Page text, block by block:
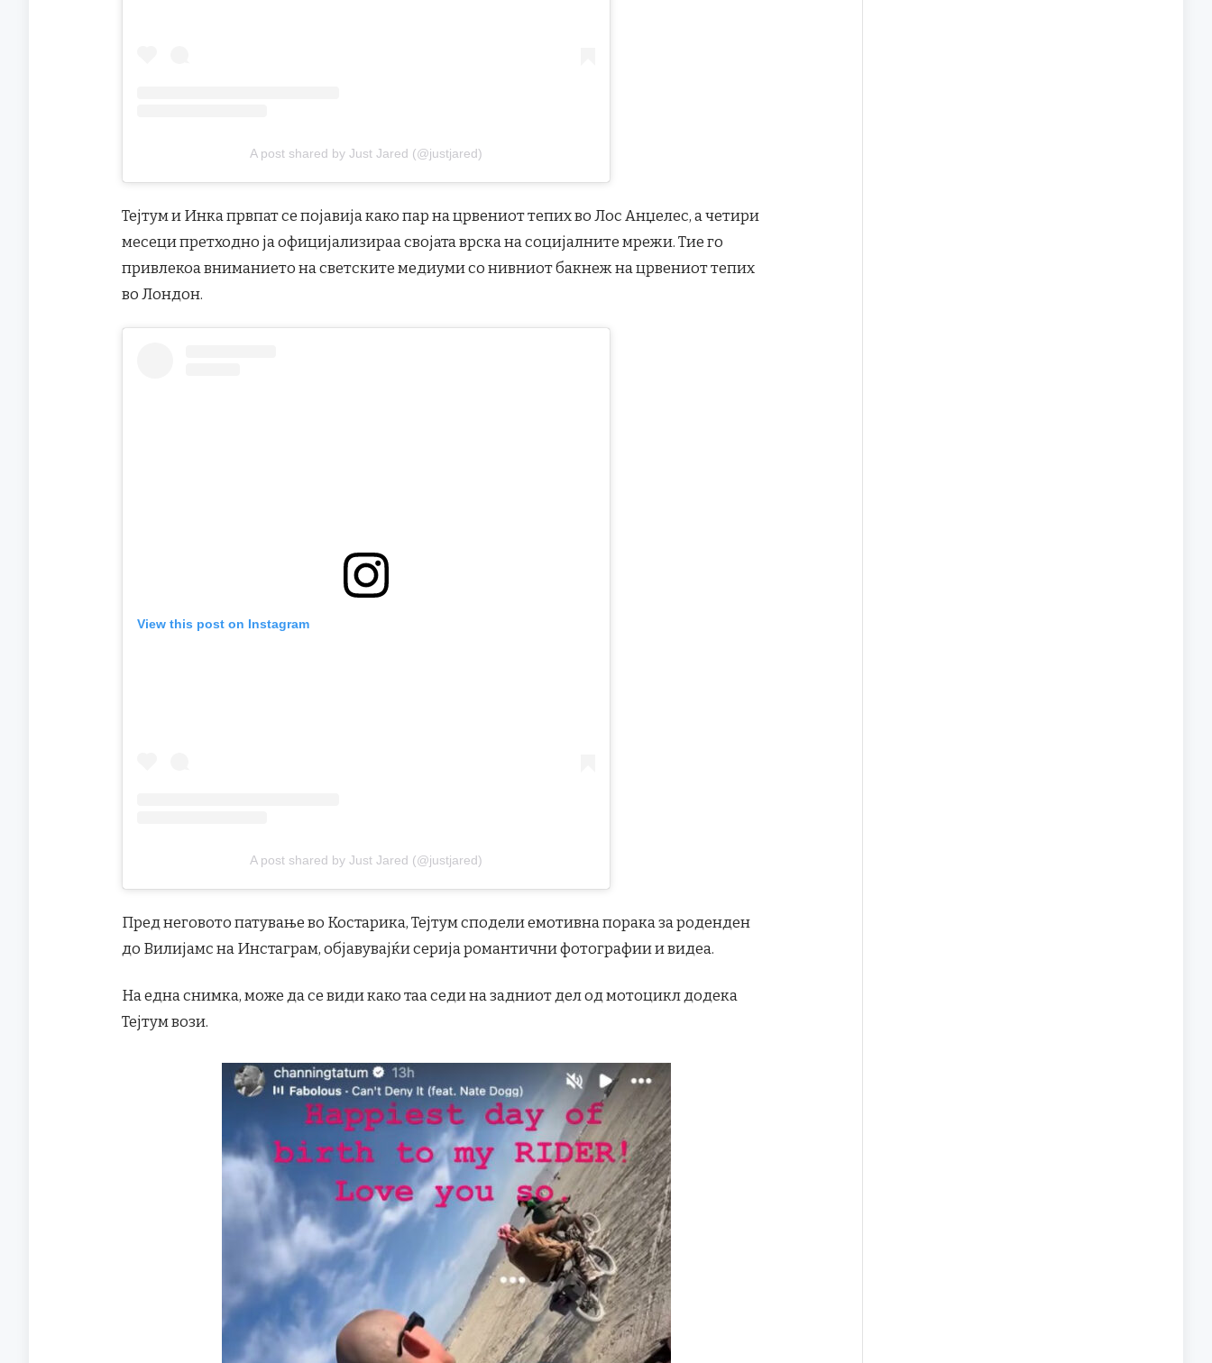
A post shared by Just Jared (@justjared)
Тејтум и Инка првпат се појавија како пар на црвениот тепих во Лос Анџелес, а четири
месеци претходно ја официјализираа својата врска на социјалните мрежи. Тие го
привлекоа вниманието на светските медиуми со нивниот бакнеж на црвениот тепих
во Лондон.
View this post on Instagram
A post shared by Just Jared (@justjared)
Пред неговото патување во Костарика, Тејтум сподели емотивна порака за роденден
до Вилијамс на Инстаграм, објавувајќи серија романтични фотографии и видеа.
На една снимка, може да се види како таа седи на задниот дел од мотоцикл додека
Тејтум вози.